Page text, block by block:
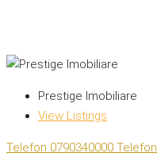
Prestige Imobiliare
View Listings
Telefon 0790340000 Telefon